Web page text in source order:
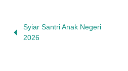
Syiar Santri Anak Negeri
2026